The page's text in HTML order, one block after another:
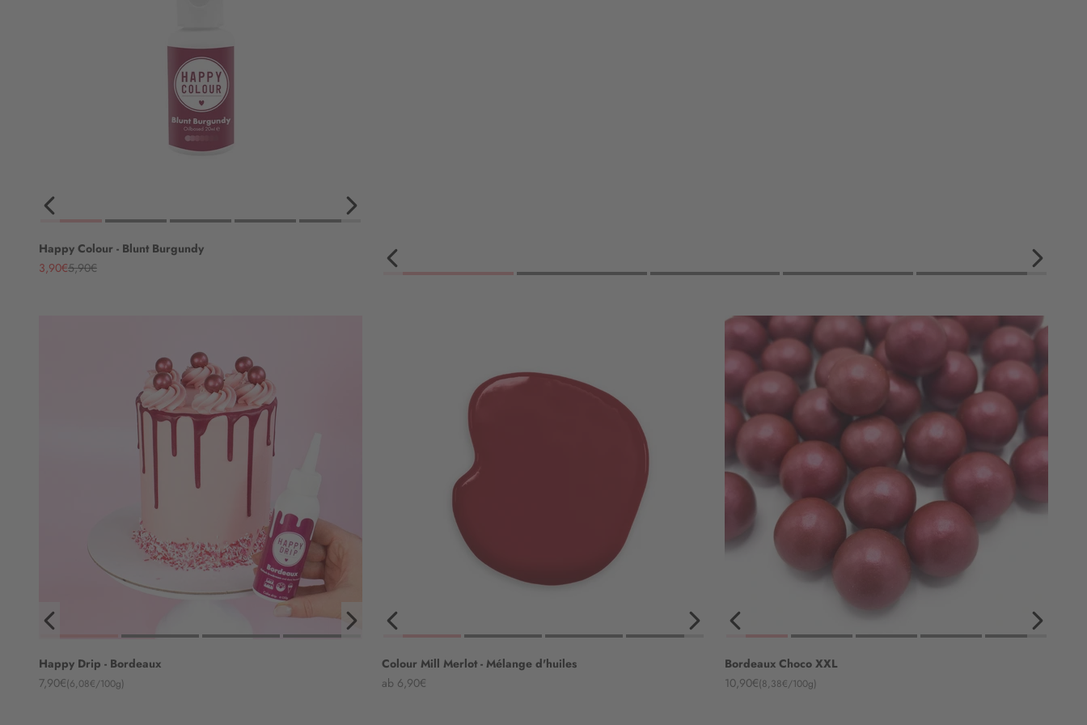
Happy Colour - Blunt Burgundy
Angebot
3,90€Regulärer Preis
5,90€
Happy Drip - Bordeaux
Angebot
7,90€(6,08€/100g)
Colour Mill Merlot - Mélange d'huiles
Angebot
ab 6,90€
Bordeaux Choco XXL
Angebot
10,90€(8,38€/100g)